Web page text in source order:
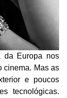
da Europa nos
cinema. Mas as
e poucos
tecnológicas.